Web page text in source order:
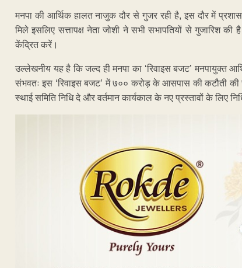
मनपा की आर्थिक हालत नाजुक दौर से गुजर रही है, इस दौर में
मिले इसलिए सत्तापक्ष नेता जोशी ने सभी सभापतियों से गुजारिश
केंद्रित करें।
उल्लेखनीय यह है कि जल्द ही मनपा का ‘रिवाइस बजट’ मनपायुक्त
संभवतः इस ‘रिवाइस बजट’ में ७०० करोड़ के आसपास की कटौती
स्थाई समिति निधि दे और वर्तमान कार्यकाल के नए प्रस्तावों के लिए